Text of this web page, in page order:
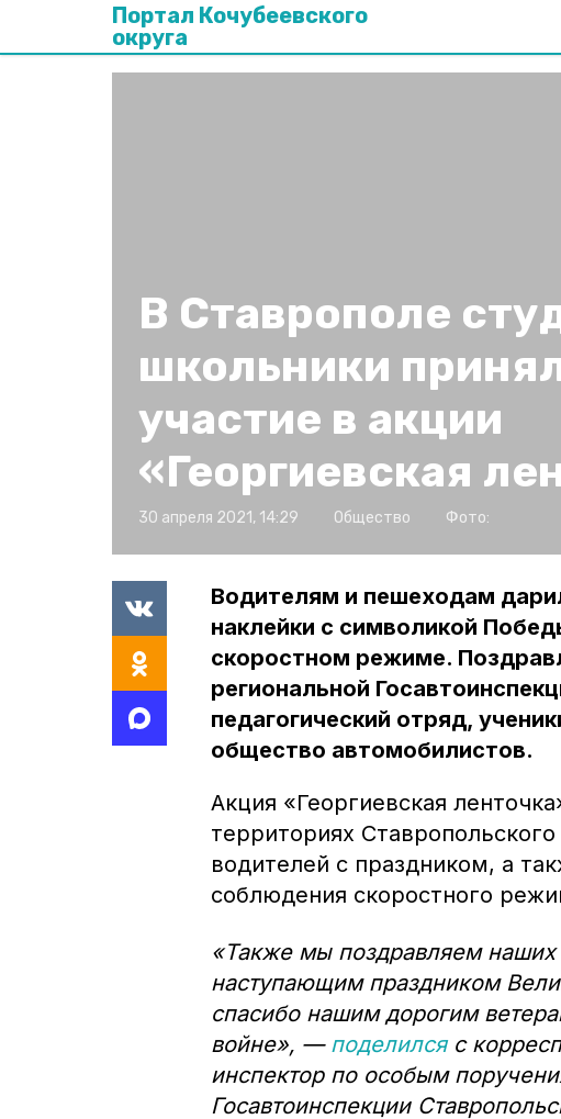
Портал Кочубеевского
округа
В Ставрополе
школьники
участие в акции
«Георгиевская
30 апреля 2021, 14:29 Общество Фото:
Водителям и пешеходам
наклейки с символикой
скоростном режиме.
региональной
педагогический отряд,
общество автомобилистов.
Акция «Георгиевская
территориях
водителей с праздником, а
соблюдения скоростного
«Также мы поздравляем наших
наступающим праздником
спасибо нашим дорогим
войне», — поделилсяс
инспектор по особым
Госавтоинспекции